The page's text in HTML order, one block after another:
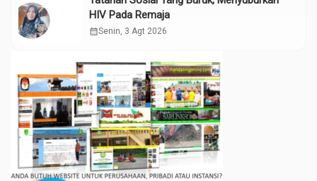
HIV Pada Remaja
calendar_monthSenin, 3 Agt 2026